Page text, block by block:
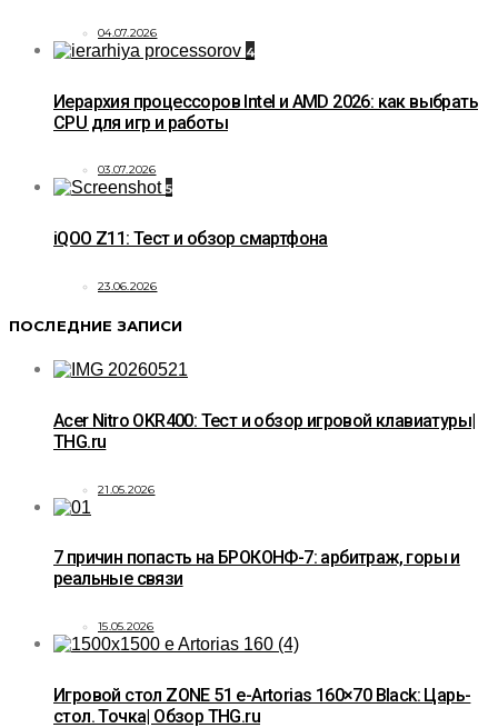
04.07.2026
4
Иерархия процессоров Intel и AMD 2026: как выбрать
CPU для игр и работы
03.07.2026
5
iQOO Z11: Тест и обзор смартфона
23.06.2026
ПОСЛЕДНИЕ ЗАПИСИ
Acer Nitro OKR400: Тест и обзор игровой клавиатуры|
THG.ru
21.05.2026
7 причин попасть на БРОКОНФ-7: арбитраж, горы и
реальные связи
15.05.2026
Игровой стол ZONE 51 e-Artorias 160×70 Black: Царь-
стол. Точка| Обзор THG.ru